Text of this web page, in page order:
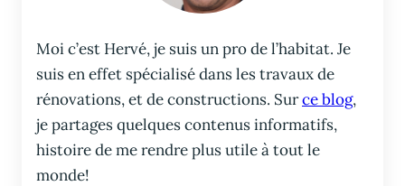
Moi c’est Hervé, je suis un pro de l’habitat. Je
suis en effet spécialisé dans les travaux de
rénovations, et de constructions. Surce blog,
je partages quelques contenus informatifs,
histoire de me rendre plus utile à tout le
monde!